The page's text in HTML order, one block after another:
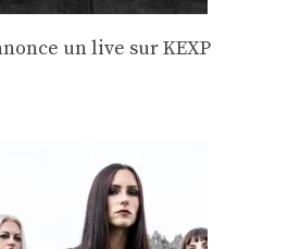
un live sur KEXP